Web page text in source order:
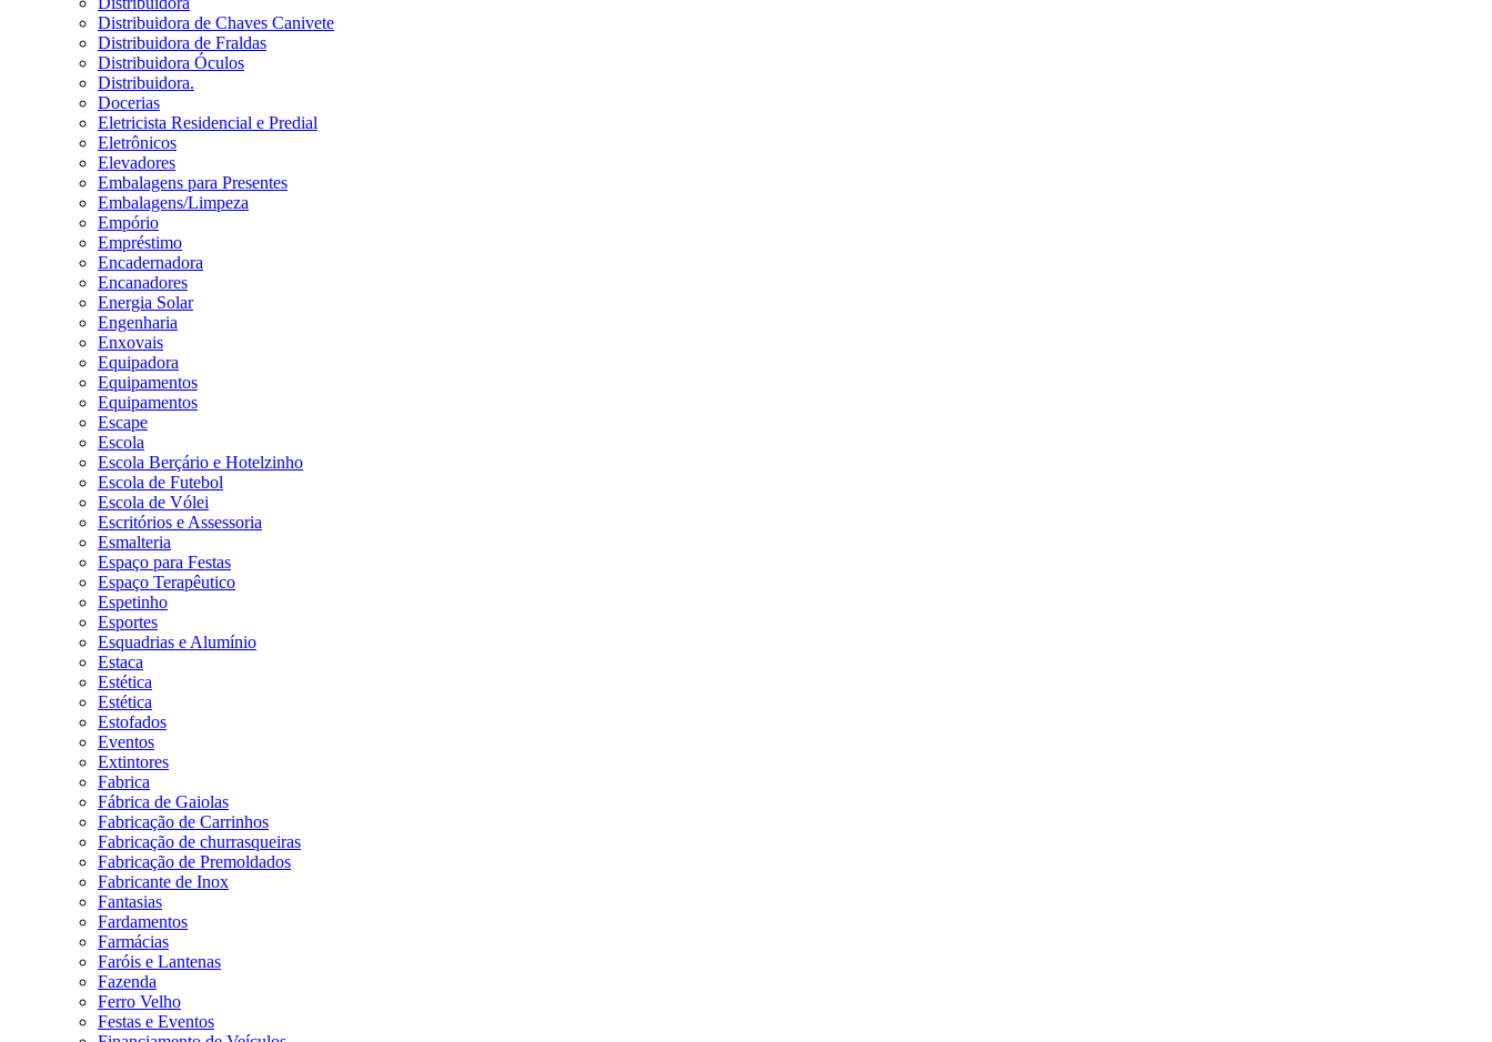
Distribuidora de Chaves Canivete
Distribuidora de Fraldas
Distribuidora Óculos
Distribuidora.
Docerias
Eletricista Residencial e Predial
Eletrônicos
Elevadores
Embalagens para Presentes
Embalagens/Limpeza
Empório
Empréstimo
Encadernadora
Encanadores
Energia Solar
Engenharia
Enxovais
Equipadora
Equipamentos
Equipamentos
Escape
Escola
Escola Berçário e Hotelzinho
Escola de Futebol
Escola de Vólei
Escritórios e Assessoria
Esmalteria
Espaço para Festas
Espaço Terapêutico
Espetinho
Esportes
Esquadrias e Alumínio
Estaca
Estética
Estética
Estofados
Eventos
Extintores
Fabrica
Fábrica de Gaiolas
Fabricação de Carrinhos
Fabricação de churrasqueiras
Fabricação de Premoldados
Fabricante de Inox
Fantasias
Fardamentos
Farmácias
Faróis e Lantenas
Fazenda
Ferro Velho
Festas e Eventos